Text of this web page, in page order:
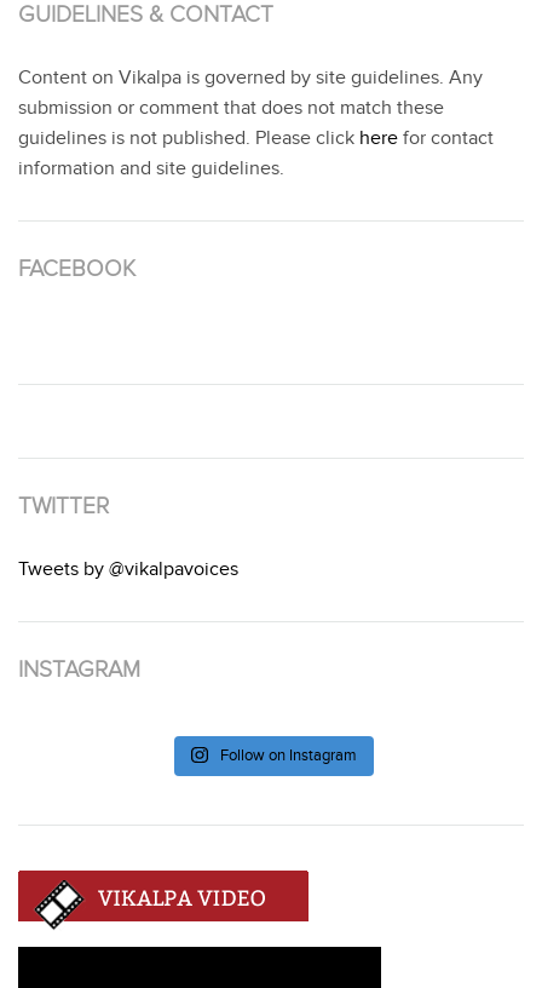
GUIDELINES & CONTACT
Content on Vikalpa is governed by site guidelines. Any
submission or comment that does not match these
guidelines is not published. Please click here for contact
information and site guidelines.
FACEBOOK
TWITTER
Tweets by @vikalpavoices
INSTAGRAM
Follow on Instagram